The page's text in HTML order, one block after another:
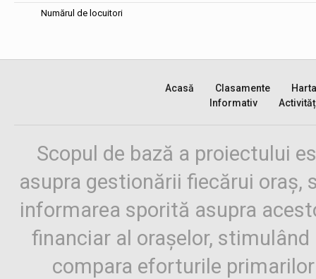
Numărul de locuitori
Acasă Clasamente
Harta
Informativ
Scopul de bază a proiectului
asupra gestionării fiecărui oraș,
informarea sporită asupra
financiar al orașelor,
compara eforturile